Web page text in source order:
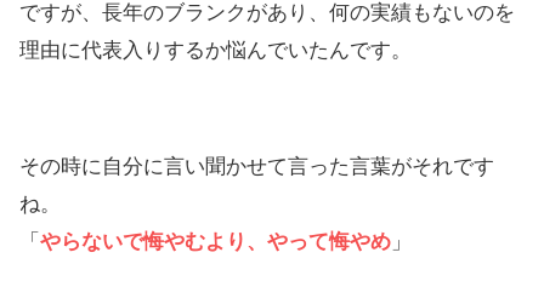
ですが、長年のブランクがあり、何の実績もないのを
理由に代表入りするか悩んでいたんです。
その時に自分に言い聞かせて言った言葉がそれです
ね。
「 やらないで悔やむより、やって悔やめ 」